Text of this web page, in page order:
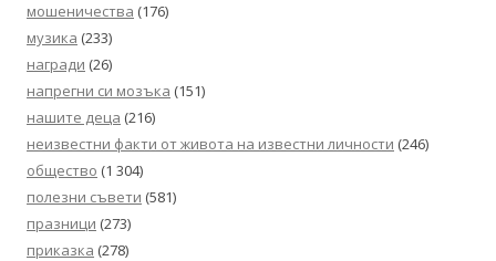
мошеничества (176)
музика (233)
награди (26)
напрегни си мозъка (151)
нашите деца (216)
неизвестни факти от живота на известни личности (246)
общество (1 304)
полезни съвети (581)
празници (273)
приказка (278)